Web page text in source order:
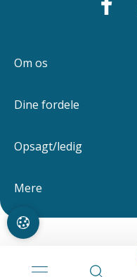
Om os
Dine fordele
Opsagt/ledig
Mere